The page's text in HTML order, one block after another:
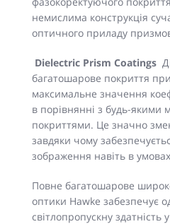
немислима конструкція
оптичного приладу
Dielectric Prism Coatings
багатошарове покриття
максимальне значення
в порівнянні з будь-якими
покриттями. Це значно
завдяки чому
зображення навіть в
Повне багатошарове
оптики Hawke забезпечує
світлопропускну